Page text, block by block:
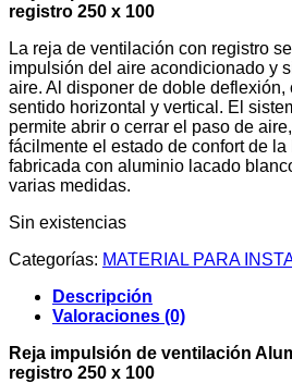
registro 250 x 100
La reja de ventilación con registro
impulsión del aire acondicionado y
aire. Al disponer de doble deflexión,
sentido horizontal y vertical. El
permite abrir o cerrar el paso de
fácilmente el estado de confort de
fabricada con aluminio lacado
varias medidas.
Sin existencias
Categorías: MATERIAL PARA
Descripción
Valoraciones (0)
Reja impulsión de ventilación
registro 250 x 100